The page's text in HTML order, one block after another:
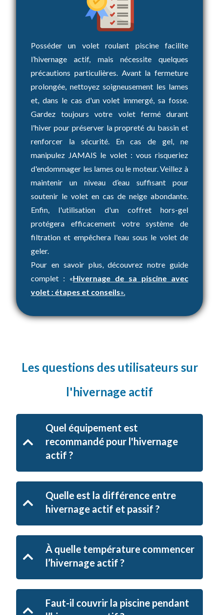
Posséder un volet roulant piscine facilite
l’hivernage actif, mais nécessite quelques
précautions particulières. Avant la fermeture
prolongée, nettoyez soigneusement les lames
et, dans le cas d'un volet immergé, sa fosse.
Gardez toujours votre volet fermé durant
l'hiver pour préserver la propreté du bassin et
renforcer la sécurité. En cas de gel, ne
manipulez JAMAIS le volet : vous risqueriez
d'endommager les lames ou le moteur. Veillez à
maintenir un niveau d’eau suffisant pour
soutenir le volet en cas de neige abondante.
Enfin, l'utilisation d'un coffret hors-gel
protégera efficacement votre système de
filtration et empêchera l'eau sous le volet de
geler.
Pour en savoir plus, découvrez notre guide
complet : «Hivernage de sa piscine avec
volet : étapes et conseils».
Les questions des utilisateurs sur
l'hivernage actif
Quel équipement est
recommandé pour l'hivernage
actif ?
Quelle est la différence entre
hivernage actif et passif ?
À quelle température commencer
l’hivernage actif ?
Faut-il couvrir la piscine pendant